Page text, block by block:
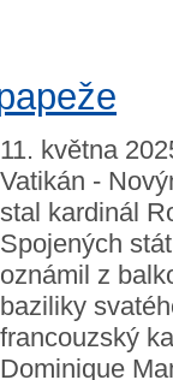
11. května
Vatikán -
stal kardinál
Spojených
oznámil z
baziliky
francouzský
Dominique